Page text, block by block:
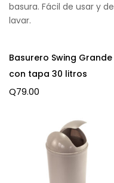
basura. Fácil de usar y de
lavar.
Basurero Swing Grande
con tapa 30 litros
Q79.00